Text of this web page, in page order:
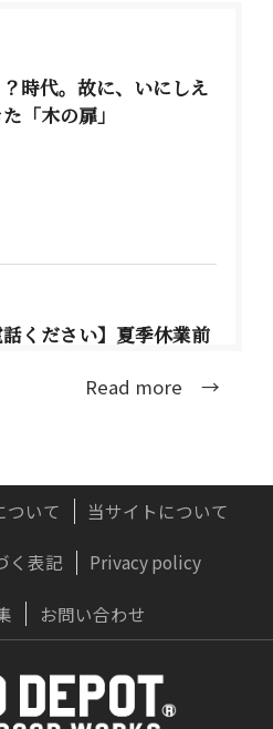
時代。故に、いにしえ
「木の扉」
話ください】夏季休業前
木製ドアに「無垢材」
Read more →
ついて 当サイトについて
く表記 Privacy policy
お問い合わせ